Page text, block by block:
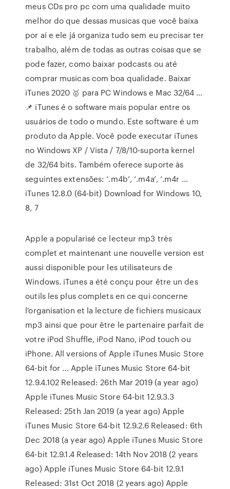
meus CDs pro pc com uma qualidade muito
melhor do que dessas musicas que você baixa
por aí e ele já organiza tudo sem eu precisar ter
trabalho, além de todas as outras coisas que se
pode fazer, como baixar podcasts ou até
comprar musicas com boa qualidade. Baixar
iTunes 2020 🥇 para PC Windows e Mac 32/64 …
📌 iTunes é o software mais popular entre os
usuários de todo o mundo. Este software é um
produto da Apple. Você pode executar iTunes
no Windows XP / Vista / 7/8/10-suporta kernel
de 32/64 bits. Também oferece suporte às
seguintes extensões: ‘.m4b’, ‘.m4a’, ‘.m4r …
iTunes 12.8.0 (64-bit) Download for Windows 10,
8, 7
Apple a popularisé ce lecteur mp3 très
complet et maintenant une nouvelle version est
aussi disponible pour les utilisateurs de
Windows. iTunes a été conçu pour être un des
outils les plus complets en ce qui concerne
l'organisation et la lecture de fichiers musicaux
mp3 ainsi que pour être le partenaire parfait de
votre iPod Shuffle, iPod Nano, iPod touch ou
iPhone. All versions of Apple iTunes Music Store
64-bit for ... Apple iTunes Music Store 64-bit
12.9.4.102 Released: 26th Mar 2019 (a year ago)
Apple iTunes Music Store 64-bit 12.9.3.3
Released: 25th Jan 2019 (a year ago) Apple
iTunes Music Store 64-bit 12.9.2.6 Released: 6th
Dec 2018 (a year ago) Apple iTunes Music Store
64-bit 12.9.1.4 Released: 14th Nov 2018 (2 years
ago) Apple iTunes Music Store 64-bit 12.9.1
Released: 31st Oct 2018 (2 years ago) Apple